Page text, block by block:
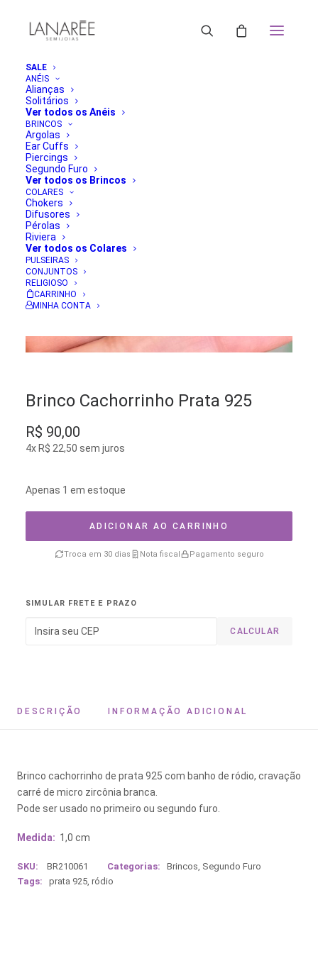
SALE
ANÉIS
Alianças
Solitários
Ver todos os Anéis
BRINCOS
Argolas
Ear Cuffs
Piercings
Segundo Furo
Ver todos os Brincos
COLARES
Chokers
Difusores
Pérolas
Riviera
Ver todos os Colares
PULSEIRAS
CONJUNTOS
RELIGIOSO
CARRINHO
MINHA CONTA
Brinco Cachorrinho Prata 925
R$ 90,00
4x R$ 22,50 sem juros
Apenas 1 em estoque
ADICIONAR AO CARRINHO
Troca em 30 dias Nota fiscal Pagamento seguro
SIMULAR FRETE E PRAZO
CALCULAR
DESCRIÇÃO INFORMAÇÃO ADICIONAL
Brinco cachorrinho de prata 925 com banho de ródio, cravação
carré de micro zircônia branca.
Pode ser usado no primeiro ou segundo furo.
Medida: 1,0 cm
SKU: BR210061 Categorias: Brincos, Segundo Furo
Tags:
prata 925, ródio